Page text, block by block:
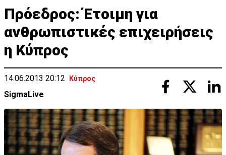
Πρόεδρος: Έτοιμη για
ανθρωπιστικές επιχειρήσεις
η Κύπρος
14.06.2013 20:12 Κύπρος
SigmaLive